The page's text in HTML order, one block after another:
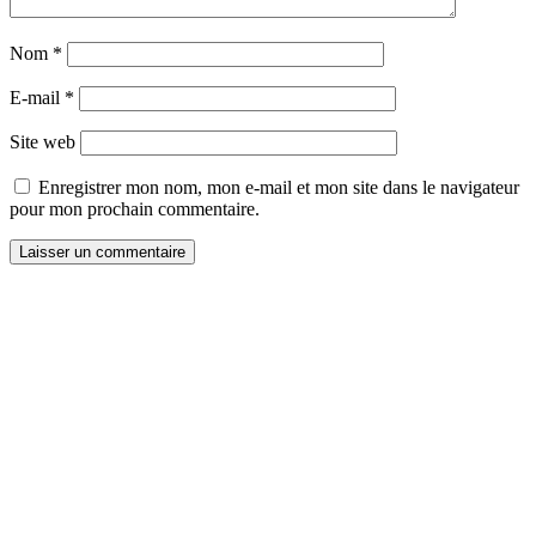
Nom *
E-mail *
Site web
Enregistrer mon nom, mon e-mail et mon site dans le navigateur
pour mon prochain commentaire.